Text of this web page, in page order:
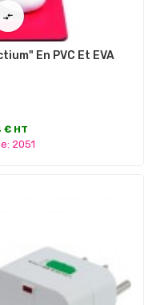

En PVC Et EVA
HT
2051